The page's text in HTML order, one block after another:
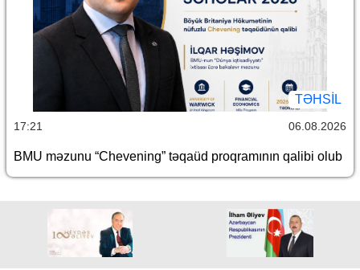
TƏHSIL
17:21 06.08.2026
BMU məzunu “Chevening” təqaüd proqramının qalibi olub